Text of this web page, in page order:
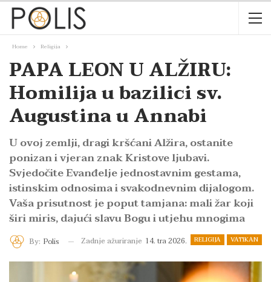
Home Religija
PAPA LEON U ALŽIRU:
Homilija u bazilici sv.
Augustina u Annabi
U ovoj zemlji, dragi kršćani Alžira, ostanite
ponizan i vjeran znak Kristove ljubavi.
Svjedočite Evanđelje jednostavnim gestama,
istinskim odnosima i svakodnevnim dijalogom.
Vaša prisutnost je poput tamjana: mali žar koji
širi miris, dajući slavu Bogu i utjehu mnogima
RELIGIJA VATIKAN
By: Polis Zadnje ažuriranje 14. tra 2026.